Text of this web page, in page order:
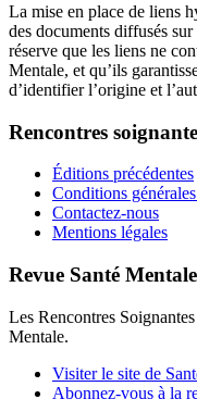
La mise en place de liens
des documents diffusés
réserve que les liens ne
Mentale, et qu’ils
d’identifier l’origine et
Rencontres
Éditions précédentes
Conditions
Contactez-nous
Mentions légales
Revue Santé Mentale
Les Rencontres
Mentale.
Visiter le site de
Abonnez-vous à la